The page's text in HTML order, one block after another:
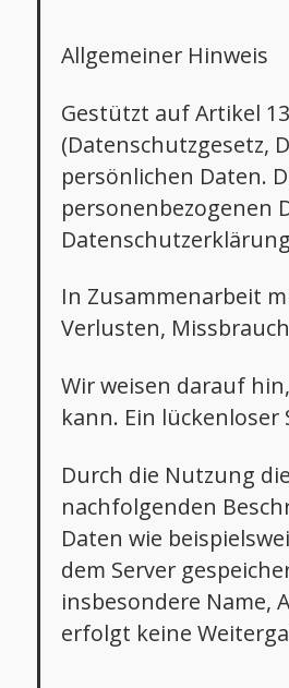
Allgemeiner Hinweis
Gestützt auf Artikel
(Datenschutzgesetz,
persönlichen Daten.
personenbezogenen
In Zusammenarbeit
Verlusten,
Wir weisen darauf
kann. Ein
Durch die Nutzung
nachfolgenden
Daten wie
dem Server
insbesondere Name,
erfolgt keine